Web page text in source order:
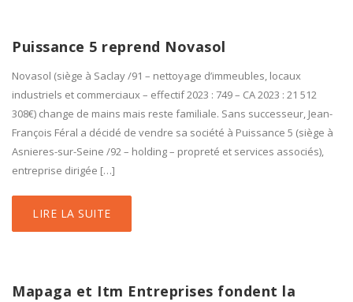
Puissance 5 reprend Novasol
Novasol (siège à Saclay /91 – nettoyage d’immeubles, locaux
industriels et commerciaux – effectif 2023 : 749 – CA 2023 : 21 512
308€) change de mains mais reste familiale. Sans successeur, Jean-
François Féral a décidé de vendre sa société à Puissance 5 (siège à
Asnieres-sur-Seine /92 – holding – propreté et services associés),
entreprise dirigée […]
LIRE LA SUITE
Mapaga et Itm Entreprises fondent la